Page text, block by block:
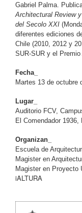
Gabriel Palma.
Architectural Review
del Secolo XXI
diferentes ediciones
Chile (2010, 2012 y
SUR-SUR y el Premio
Fecha_
Martes 13 de octubre
Lugar_
Auditorio FCV,
El Comendador 1936,
Organizan_
Escuela de
Magister en
Magister en Proyecto
iALTURA